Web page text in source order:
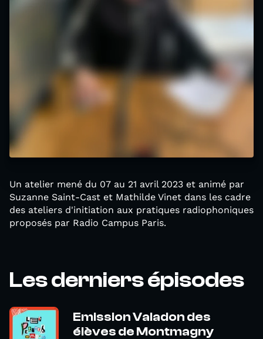
Un atelier mené du 07 au 21 avril 2023 et animé par
Suzanne Saint-Cast et Mathilde Vinet dans les cadre
des ateliers d'initiation aux pratiques radiophoniques
proposés par Radio Campus Paris.
Les derniers épisodes
Emission Valadon des
élèves de Montmagny